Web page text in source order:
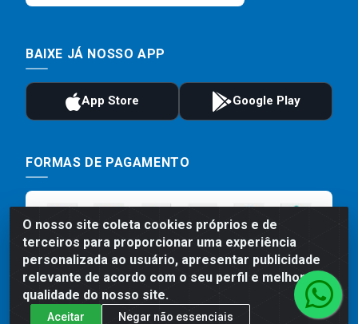
O nosso site coleta cookies próprios e de
terceiros para proporcionar uma experiência
personalizada ao usuário, apresentar publicidade
relevante de acordo com o seu perfil e melhorar a
qualidade do nosso site.
Aceitar Negar não essenciais
BAIXE JÁ NOSSO APP
FORMAS DE PAGAMENTO